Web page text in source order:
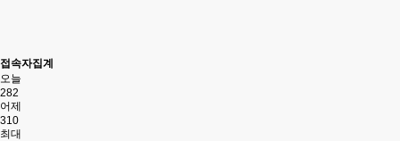
접속자집계
오늘
282
어제
310
최대